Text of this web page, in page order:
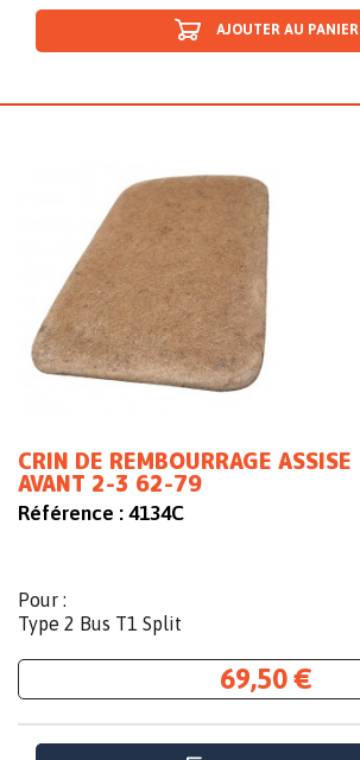
AJOUTER AU PANIER
CRIN DE REMBOURRAGE ASSISE
AVANT 2-3 62-79
Référence : 4134C
Pour :
Type 2 Bus T1 Split
69,50 €